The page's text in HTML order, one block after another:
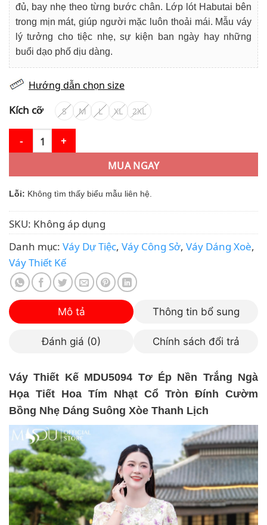
đủ, bay nhẹ theo từng bước chân. Lớp lót Habutai bên
trong mịn mát, giúp người mặc luôn thoải mái. Mẫu váy
lý tưởng cho tiệc nhẹ, sự kiện ban ngày hay những
buổi dạo phố dịu dàng.
Hướng dẫn chọn size
Kích cỡ S M L XL 2XL
Váy Thiết Kế MDU5094 Tơ Ép Nền Trắng Ngà Họa Tiết Hoa
MUA NGAY
Lỗi: Không tìm thấy biểu mẫu liên hệ.
SKU:Không áp dụng
Danh mục:Váy Dự Tiệc,Váy Công Sở,Váy Dáng Xoè,
Váy Thiết Kế
Mô tả Thông tin bổ sung
Đánh giá (0) Chính sách đổi trả
Váy Thiết Kế MDU5094 Tơ Ép Nền Trắng Ngà
Họa Tiết Hoa Tím Nhạt Cổ Tròn Đính Cườm
Bồng Nhẹ Dáng Suông Xòe Thanh Lịch